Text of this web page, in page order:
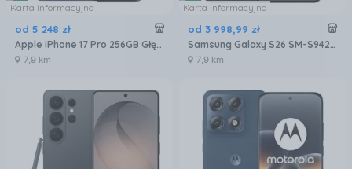
Karta informacyjna
od 5 248 zł
Apple iPhone 17 Pro 256GB Głębinowy błękit
7,9 km
Karta informacyjna
od 3 998,99 zł
Samsung Galaxy S26 SM-S942 12/256GB Czarny
7,9 km